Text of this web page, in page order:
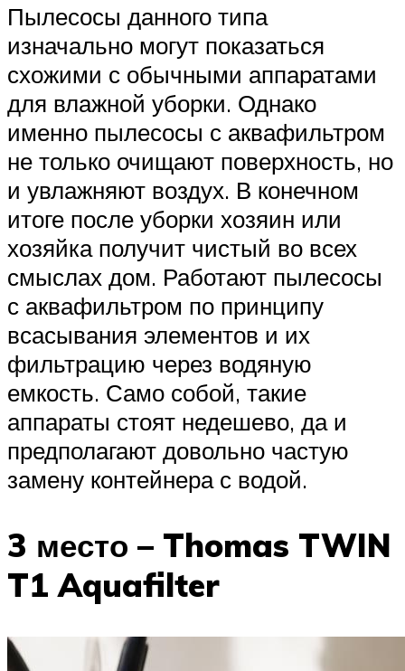
Пылесосы данного типа
изначально могут показаться
схожими с обычными аппаратами
для влажной уборки. Однако
именно пылесосы с аквафильтром
не только очищают поверхность, но
и увлажняют воздух. В конечном
итоге после уборки хозяин или
хозяйка получит чистый во всех
смыслах дом. Работают пылесосы
с аквафильтром по принципу
всасывания элементов и их
фильтрацию через водяную
емкость. Само собой, такие
аппараты стоят недешево, да и
предполагают довольно частую
замену контейнера с водой.
3 место – Thomas TWIN
T1 Aquafilter